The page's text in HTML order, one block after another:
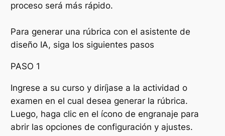
proceso será más rápido.
Para generar una rúbrica con el asistente de
diseño IA, siga los siguientes pasos
PASO 1
Ingrese a su curso y diríjase a la actividad o
examen en el cual desea generar la rúbrica.
Luego, haga clic en el ícono de engranaje para
abrir las opciones de configuración y ajustes.